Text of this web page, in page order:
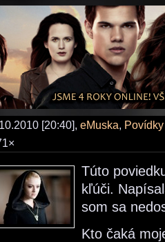
[20:40], eMuska,
Túto
kľúči.
som sa
Kto čaká